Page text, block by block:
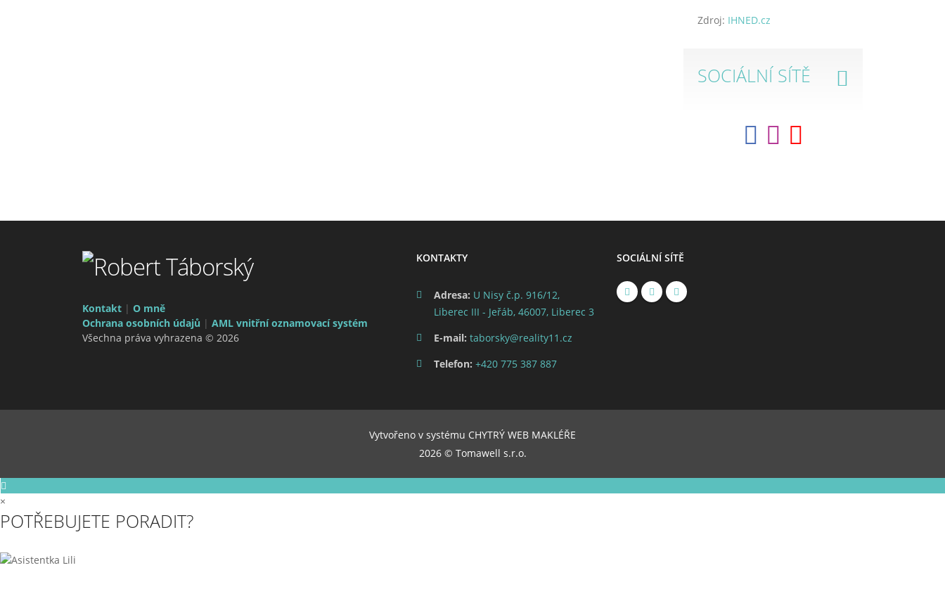
Zdroj: IHNED.cz
SOCIÁLNÍ SÍTĚ
Kontakt | O mně
Ochrana osobních údajů | AML vnitřní oznamovací systém
Všechna práva vyhrazena © 2026
KONTAKTY
Adresa: U Nisy č.p. 916/12,
Liberec III - Jeřáb, 46007, Liberec 3
E-mail: taborsky@reality11.cz
Telefon: +420 775 387 887
SOCIÁLNÍ SÍTĚ
Vytvořeno v systému CHYTRÝ WEB MAKLÉŘE
2026 © Tomawell s.r.o.
×
POTŘEBUJETE PORADIT?